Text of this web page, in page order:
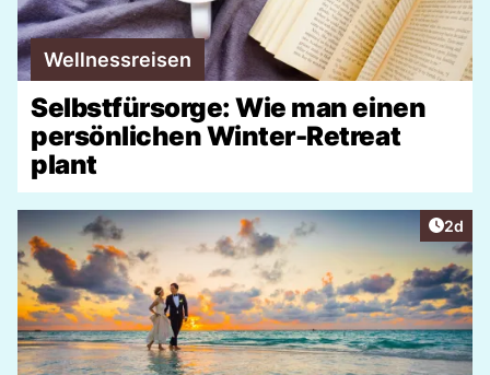
Wellnessreisen
Selbstfürsorge: Wie man einen
persönlichen Winter-Retreat
plant
2d